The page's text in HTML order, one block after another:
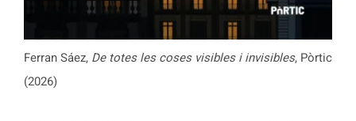
Ferran Sáez, De totes les coses visibles i invisibles, Pòrtic
(2026)